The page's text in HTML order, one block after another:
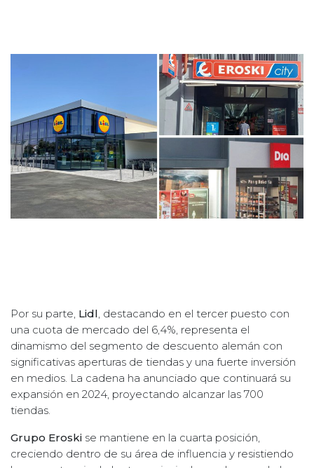
Por su parte, Lidl , destacando en el tercer puesto con
una cuota de mercado del 6,4%, representa el
dinamismo del segmento de descuento alemán con
significativas aperturas de tiendas y una fuerte inversión
en medios. La cadena ha anunciado que continuará su
expansión en 2024, proyectando alcanzar las 700
tiendas.
Grupo Eroski se mantiene en la cuarta posición,
creciendo dentro de su área de influencia y resistiendo